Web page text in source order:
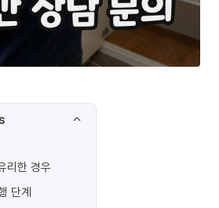
리한 경우
단계